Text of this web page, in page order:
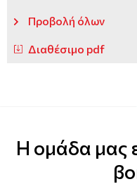
Προβολή όλων
Διαθέσιμο pdf
Η ομάδα μας